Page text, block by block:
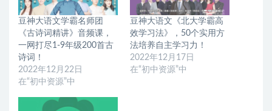
豆神大语文学霸名师团
《古诗词精讲》音频课，
一网打尽1-9年级200首古
诗词！
2022年12月22日
在“初中资源”中
豆神大语文《北大学霸高
效学习法》，50个实用方
法培养自主学习力！
2022年12月17日
在“初中资源”中